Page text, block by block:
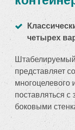
четырех
представляет
многоцелевого
поставляться
боковыми